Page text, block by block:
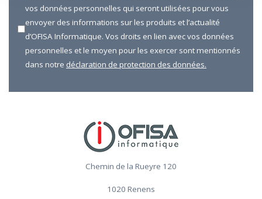
vos données personnelles qui seront utilisées pour vous
envoyer des informations sur les produits et l’actualité
d’OFISA Informatique. Vos droits en lien avec vos données
personnelles et le moyen pour les exercer sont mentionnés
dans notre déclaration de protection des données.
Chemin de la Rueyre 120
1020 Renens